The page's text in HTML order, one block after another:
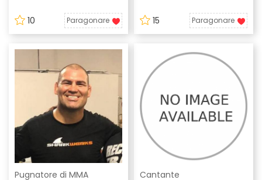
10 Paragonare 15 Paragonare
Pugnatore di MMA Cantante